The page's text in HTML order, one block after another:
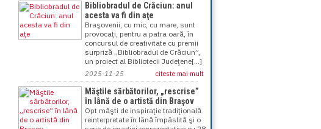
Bibliobradul de Crăciun: anul
acesta va fi din aţe
Braşovenii, cu mic, cu mare, sunt
provocaţi, pentru a patra oară, în
concursul de creativitate cu premii
surpriză „Bibliobradul de Crăciun”,
un proiect al Bibliotecii Judeţene[...]
2025-11-25 citeste mai mult
Măştile sărbătorilor, „rescrise”
în lână de o artistă din Braşov
Opt măşti de inspiraţie tradiţională
reinterpretate în lână împâslită şi o